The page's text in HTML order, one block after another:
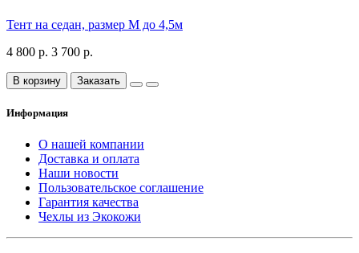
Тент на седан, размер М до 4,5м
4 800 р. 3 700 р.
В корзину Заказать
Информация
О нашей компании
Доставка и оплата
Наши новости
Пользовательское соглашение
Гарантия качества
Чехлы из Экокожи